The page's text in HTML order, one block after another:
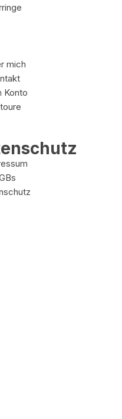
mich
Konto